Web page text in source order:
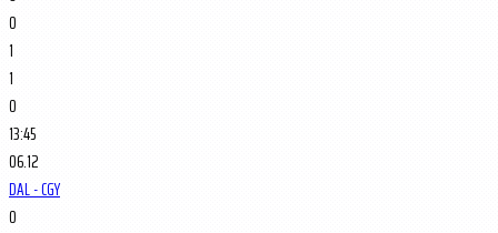
0
1
1
0
13:45
06.12
DAL - CGY
0